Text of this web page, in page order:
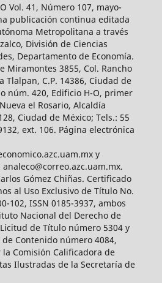
Vol. 41, Número 107, mayo-
publicación continua editada
Metropolitana a través
División de Ciencias
Departamento de Economía.
Miramontes 3855, Col. Rancho
Tlalpan, C.P. 14386, Ciudad de
núm. 420, Edificio H-O, primer
el Rosario, Alcaldía
Ciudad de México; Tels.: 55
ext. 106. Página electrónica
y
Gómez Chiñas. Certificado
al Uso Exclusivo de Título No.
102, ISSN 0185-3937, ambos
Nacional del Derecho de
de Título número 5304 y
Contenido número 4084,
Comisión Calificadora de
Ilustradas de la Secretaría de